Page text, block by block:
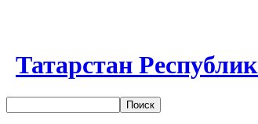
Татарстан